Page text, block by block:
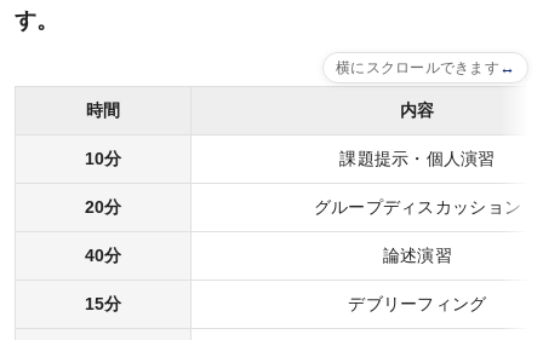
す。
横にスクロールできます
時間 内容
10分 課題提示・個人演習
20分 グループディスカッション
40分 論述演習
15分 デブリーフィング